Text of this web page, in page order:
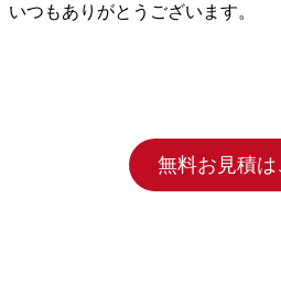
いつもありがとうございます。
無料お見積は